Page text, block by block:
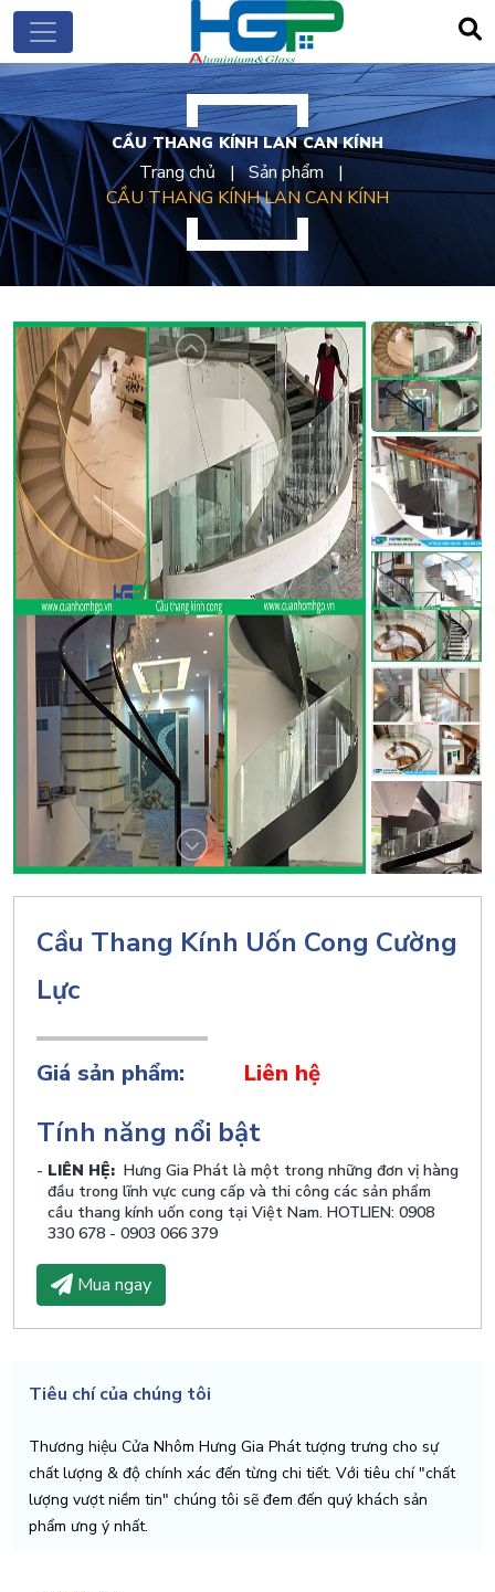
CẦU THANG KÍNH LAN CAN KÍNH
Trang chủ
Sản phẩm
CẦU THANG KÍNH LAN CAN KÍNH
Cầu Thang Kính Uốn Cong Cường
Lực
Giá sản phẩm: Liên hệ
Tính năng nổi bật
LIÊN HỆ: Hưng Gia Phát là một trong những đơn vị hàng
đầu trong lĩnh vực cung cấp và thi công các sản phẩm
cầu thang kính uốn cong tại Việt Nam. HOTLIEN: 0908
330 678 - 0903 066 379
Mua ngay
Tiêu chí của chúng tôi
Thương hiệu Cửa Nhôm Hưng Gia Phát tượng trưng cho sự
chất lượng & độ chính xác đến từng chi tiết. Với tiêu chí "chất
lượng vượt niềm tin" chúng tôi sẽ đem đến quý khách sản
phẩm ưng ý nhất.